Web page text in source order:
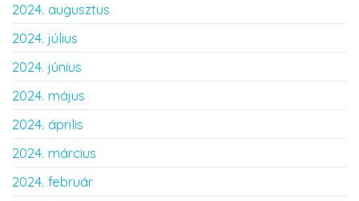
2024. augusztus
2024. július
2024. június
2024. május
2024. április
2024. március
2024. február